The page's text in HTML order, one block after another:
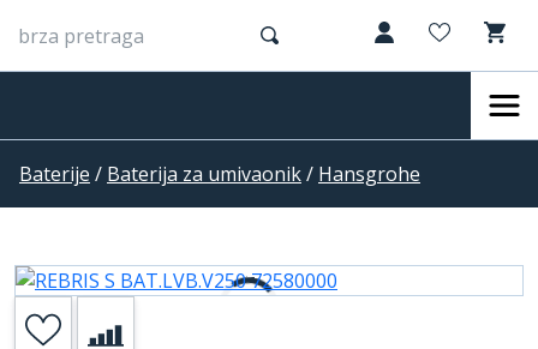
Baterije / Baterija za umivaonik/ Hansgrohe